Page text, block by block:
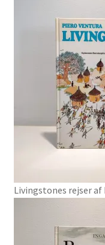
Livingstones rejser